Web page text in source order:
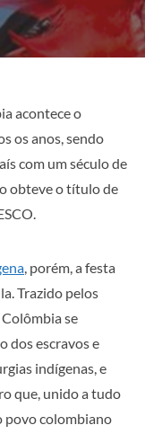
acontece o
os anos, sendo
com um século de
obteve o título de
, porém, a festa
Trazido pelos
se
dos escravos e
indígenas, e
que, unido a tudo
povo colombiano